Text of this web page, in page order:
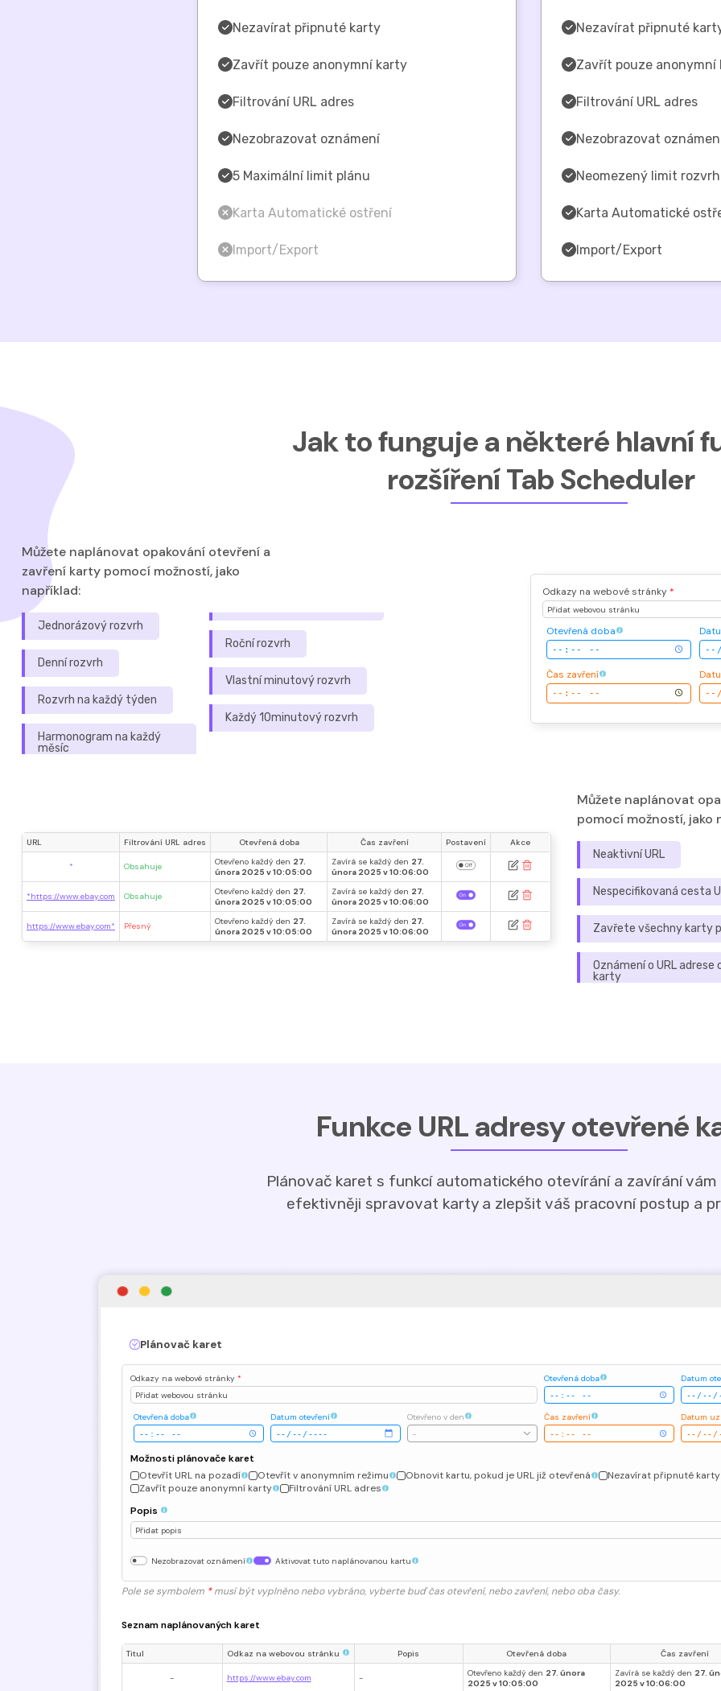
Nezavírat připnuté karty
Zavřít pouze anonymní karty
Filtrování URL adres
Nezobrazovat oznámení
5 Maximální limit plánu
Karta Automatické ostření
Import/Export
Nezavírat připnuté
Zavřít pouze anonymní
Filtrování URL adres
Nezobrazovat
Neomezený limit
Karta Automatické
Import/Export
Jak to funguje a některé hlavní
rozšíření Tab Scheduler
Můžete naplánovat opakování otevření a
zavření karty pomocí možností, jako
například:
Jednorázový rozvrh
Denní rozvrh
Rozvrh na každý týden
Harmonogram na každý
měsíc
Roční rozvrh
Vlastní minutový rozvrh
Každý 10minutový rozvrh
Odkazy na webové stránky *
Přidat webovou stránku
Otevřená doba
Čas zavření
Můžete naplánovat
pomocí možností, jako
Neaktivní URL
Nespecifikovaná cesta
Zavřete všechny karty
Oznámení o URL adrese
karty
URL Filtrování URL adres Otevřená doba Čas zavření Postavení Akce
* Obsahuje Otevřeno každý den 27.
února 2025 v 10:05:00
Zavírá se každý den 27.
února 2025 v 10:06:00
*https://www.ebay.com Obsahuje Otevřeno každý den 27.
února 2025 v 10:05:00
Zavírá se každý den 27.
února 2025 v 10:06:00
https://www.ebay.com* Přesný Otevřeno každý den 27.
února 2025 v 10:05:00
Zavírá se každý den 27.
února 2025 v 10:06:00
Funkce URL adresy otevřené
Plánovač karet s funkcí automatického otevírání a zavírání vám
efektivněji spravovat karty a zlepšit váš pracovní postup a
Plánovač karet
Odkazy na webové stránky *
Přidat webovou stránku
Otevřená doba Datum
Otevřená doba Datum otevření
Otevřeno v den
-
Čas zavření Datum
Možnosti plánovače karet
Otevřít URL na pozadí
Otevřít v anonymním režimu Obnovit kartu, pokud je URL již otevřená Nezavírat připnuté karty
Zavřít pouze anonymní karty
Filtrování URL adres
Popis
Přidat popis
Nezobrazovat oznámení Aktivovat tuto naplánovanou kartu
Pole se symbolem *musí být vyplněno nebo vybráno, vyberte buď čas otevření, nebo zavření, nebo oba časy.
Seznam naplánovaných karet
Titul Odkaz na webovou stránku Popis Otevřená doba Čas zavření
- https://www.ebay.com - Otevřeno každý den 27. února
2025 v 10:05:00
Zavírá se každý den 27.
2025 v 10:06:00